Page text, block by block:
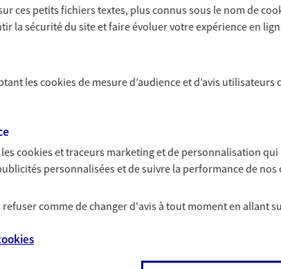
ces petits fichiers textes, plus connus sous le nom de
la sécurité du site et faire évoluer votre expérience en
lescookiesde mesure d’audience et d’avis
cookies et traceurs marketing et de personnalisation
personnalisées et de suivre la performance de nos
refuser comme de changer d'avis à tout moment en allant